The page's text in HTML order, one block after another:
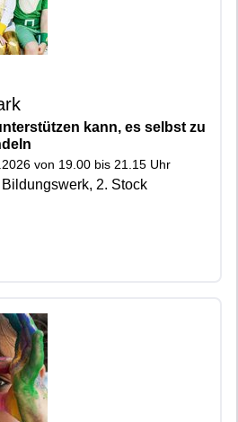
kann, es selbst zu
von 19.00 bis 21.15 Uhr
2. Stock